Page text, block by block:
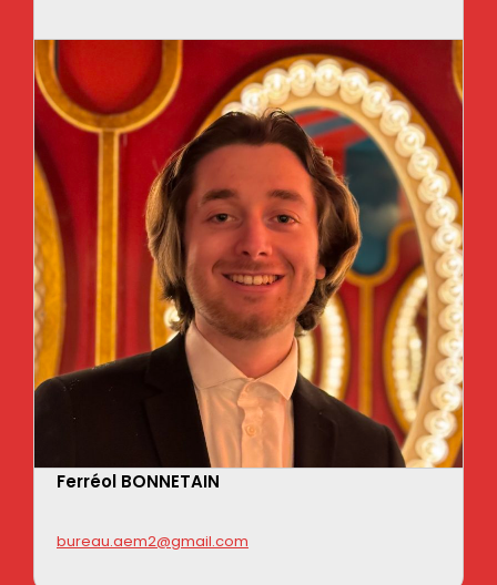
Ferréol BONNETAIN
bureau.aem2@gmail.com